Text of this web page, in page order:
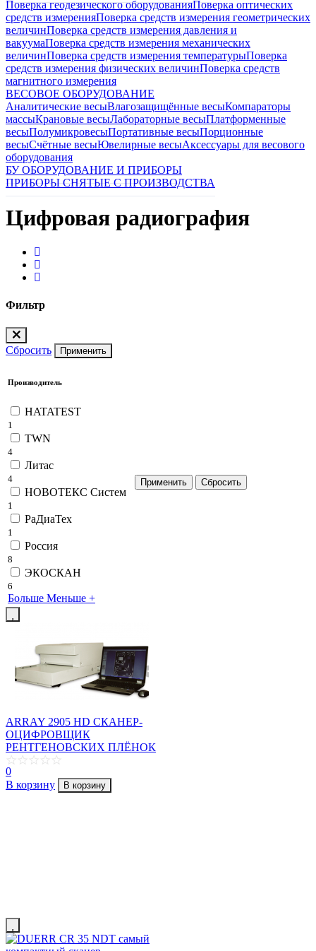
Поверка геодезического оборудованияПоверка оптических
средств измеренияПоверка средств измерения геометрических
величинПоверка средств измерения давления и
вакуумаПоверка средств измерения механических
величинПоверка средств измерения температурыПоверка
средств измерения физических величинПоверка средств
магнитного измерения
ВЕСОВОЕ ОБОРУДОВАНИЕ
Аналитические весыВлагозащищённые весыКомпараторы
массыКрановые весыЛабораторные весыПлатформенные
весыПолумикровесыПортативные весыПорционные
весыСчётные весыЮвелирные весыАксессуары для весового
оборудования
БУ ОБОРУДОВАНИЕ И ПРИБОРЫ
ПРИБОРЫ СНЯТЫЕ С ПРОИЗВОДСТВА
Цифровая радиография
Фильтр
Сбросить Применить
Производитель
HATATEST
1
TWN
4
Литас
4
НОВОТЕКС Систем
1
РаДиаТех
1
Россия
8
ЭКОСКАН
6
Больше Меньше +
ARRAY 2905 HD СКАНЕР-
ОЦИФРОВЩИК
РЕНТГЕНОВСКИХ ПЛЁНОК
0
В корзину
В корзину